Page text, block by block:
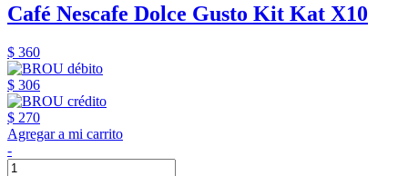
Café Nescafe Dolce Gusto Kit Kat X10
$ 360
$ 306
$ 270
Agregar a mi carrito
-